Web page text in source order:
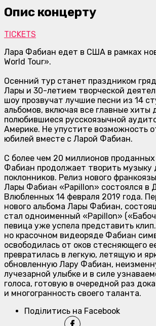
Опис концерту
TICKETS
Лара Фабиан едет в США в рамках
World Tour».
Осенний тур станет праздником
Лары и 30-летием творческой
шоу прозвучат лучшие песни из 14
альбомов, включая все главные хиты
полюбившиеся русскоязычной
Америке. Не упустите возможность
юбилей вместе с Ларой Фабиан.
С более чем 20 миллионов
Фабиан продолжает творить музыку
поклонников. Релиз нового
Лары Фабиан «Papillon» состоялся в
Влюбленных 14 февраля 2019 года.
нового альбома Лары Фабиан,
стал одноименный «Papillon»
певица уже успела представить
но красочном видеоряде Фабиан
освободилась от оков стесняющего
превратилась в легкую, летящую и
обновленную Лару Фабиан,
лучезарной улыбке и в силе
голоса, готовую в очередной раз
и многогранность своего таланта.
Поділитись на Facebook